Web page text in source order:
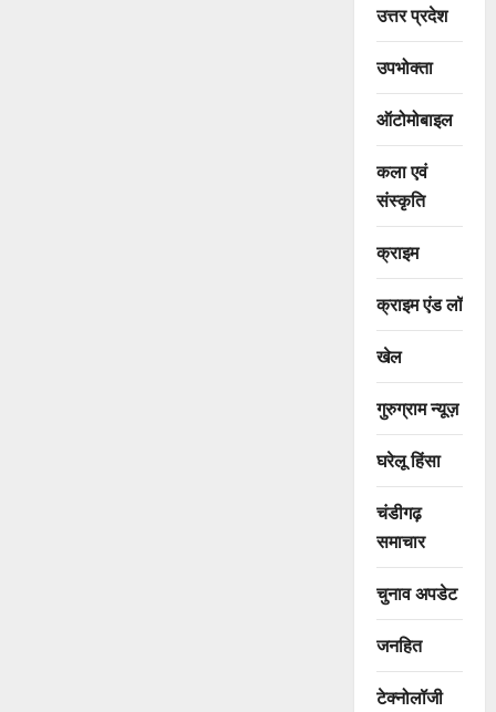
उत्तर प्रदेश
उपभोक्ता
ऑटोमोबाइल
कला एवं
संस्कृति
क्राइम
क्राइम एंड लॉ
खेल
गुरुग्राम न्यूज़
घरेलू हिंसा
चंडीगढ़
समाचार
चुनाव अपडेट
जनहित
टेक्नोलॉजी